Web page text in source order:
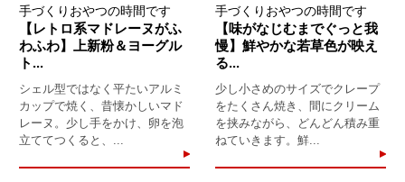
手づくりおやつの時間です
【レトロ系マドレーヌがふ
わふわ】上新粉＆ヨーグル
ト...
シェル型ではなく平たいアルミ
カップで焼く、昔懐かしいマド
レーヌ。少し手をかけ、卵を泡
立ててつくると、...
手づくりおやつの時間です
【味がなじむまでぐっと我
慢】鮮やかな若草色が映え
る...
少し小さめのサイズでクレープ
をたくさん焼き、間にクリーム
を挟みながら、どんどん積み重
ねていきます。鮮...